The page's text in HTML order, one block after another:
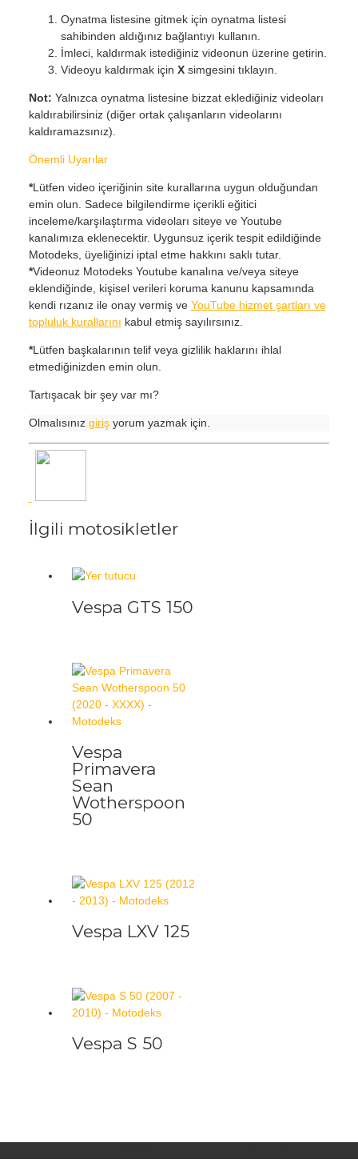
Oynatma listesine gitmek için oynatma listesi
sahibinden aldığınız bağlantıyı kullanın.
İmleci, kaldırmak istediğiniz videonun üzerine getirin.
Videoyu kaldırmak için Xsimgesini tıklayın.
Not: Yalnızca oynatma listesine bizzat eklediğiniz videoları
kaldırabilirsiniz (diğer ortak çalışanların videolarını
kaldıramazsınız).
Önemli Uyarılar
*Lütfen video içeriğinin site kurallarına uygun olduğundan
emin olun. Sadece bilgilendirme içerikli eğitici
inceleme/karşılaştırma videoları siteye ve Youtube
kanalımıza eklenecektir. Uygunsuz içerik tespit edildiğinde
Motodeks, üyeliğinizi iptal etme hakkını saklı tutar.
*Videonuz Motodeks Youtube kanalına ve/veya siteye
eklendiğinde, kişisel verileri koruma kanunu kapsamında
kendi rızanız ile onay vermiş ve YouTube hizmet şartları ve
topluluk kurallarını kabul etmiş sayılırsınız.
*Lütfen başkalarının telif veya gizlilik haklarını ihlal
etmediğinizden emin olun.
Tartışacak bir şey var mı?
Olmalısınız girişyorum yazmak için.
İlgili motosikletler
Vespa GTS 150
Vespa
Primavera
Sean
Wotherspoon
50
Vespa LXV 125
Vespa S 50